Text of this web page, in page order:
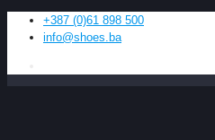
+387 (0)61 898 500
info@shoes.ba